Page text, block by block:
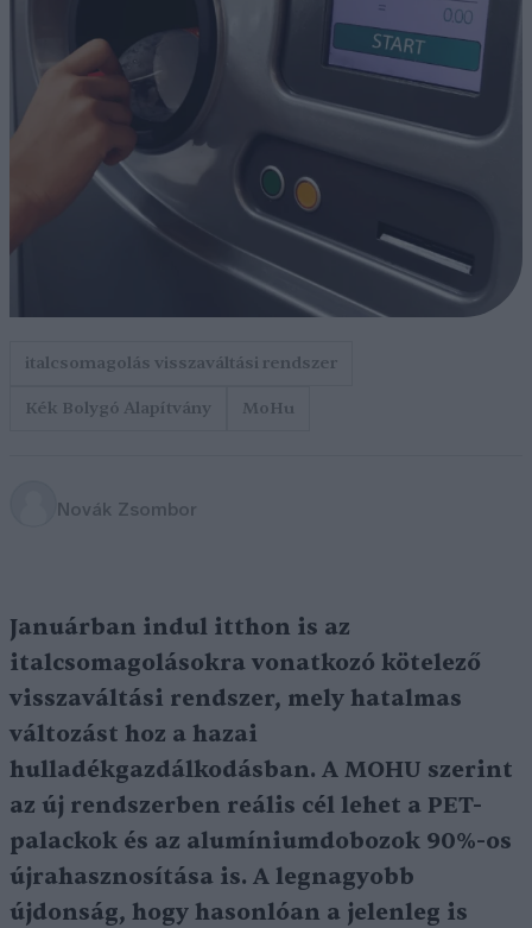
italcsomagolás visszaváltási rendszer
Kék Bolygó Alapítvány
MoHu
Novák Zsombor
Januárban indul itthon is az
italcsomagolásokra vonatkozó kötelező
visszaváltási rendszer, mely hatalmas
változást hoz a hazai
hulladékgazdálkodásban. A MOHU szerint
az új rendszerben reális cél lehet a PET-
palackok és az alumíniumdobozok 90%-os
újrahasznosítása is. A legnagyobb
újdonság, hogy hasonlóan a jelenleg is